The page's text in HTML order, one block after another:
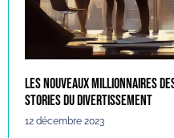
Les nouveaux millionnaires
stories du divertissement
12 décembre 2023